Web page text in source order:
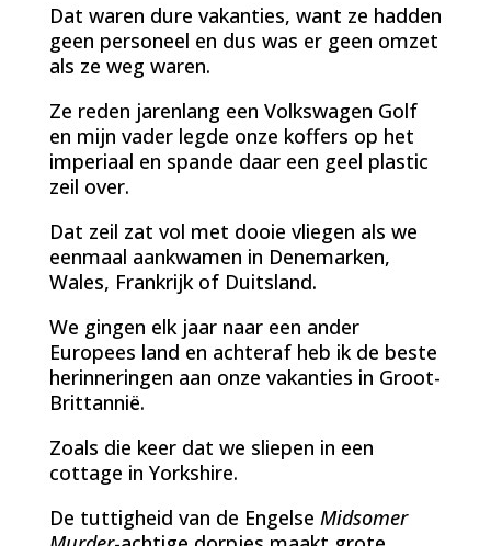
Dat waren dure vakanties, want ze hadden
geen personeel en dus was er geen omzet
als ze weg waren.
Ze reden jarenlang een Volkswagen Golf
en mijn vader legde onze koffers op het
imperiaal en spande daar een geel plastic
zeil over.
Dat zeil zat vol met dooie vliegen als we
eenmaal aankwamen in Denemarken,
Wales, Frankrijk of Duitsland.
We gingen elk jaar naar een ander
Europees land en achteraf heb ik de beste
herinneringen aan onze vakanties in Groot-
Brittannië.
Zoals die keer dat we sliepen in een
cottage in Yorkshire.
De tuttigheid van de Engelse Midsomer